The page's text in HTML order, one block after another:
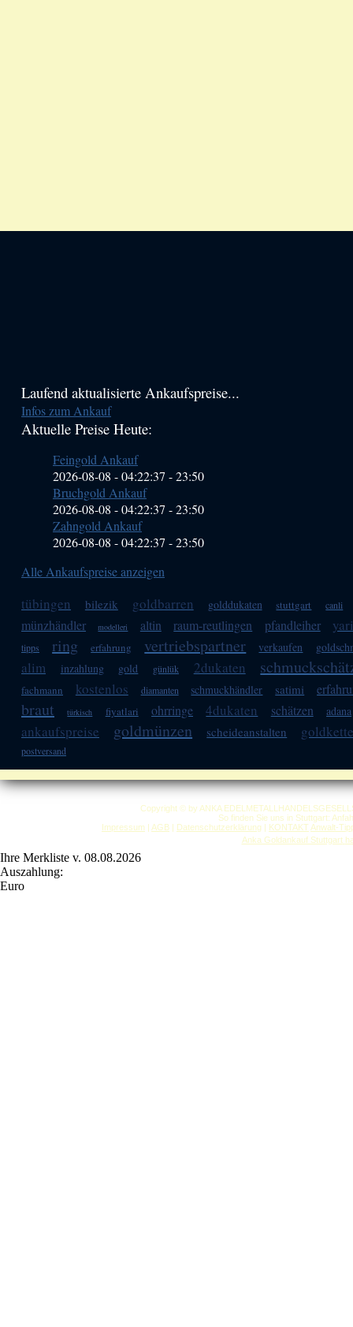
Haupt-
Sidebar
Laufend aktualisierte Ankaufspreise...
Infos zum Ankauf
Aktuelle Preise Heute:
Feingold Ankauf
2026-08-08 - 04:22:37 -23:50
Bruchgold Ankauf
2026-08-08 - 04:22:37 -23:50
Zahngold Ankauf
2026-08-08 - 04:22:37 -23:50
Alle Ankaufspreise anzeigen
tübingen bilezik goldbarren golddukaten stuttgart canli
münzhändler modelleri altin raum-reutlingen pfandleiher
tipps ring erfahrung vertriebspartner verkaufen
alim inzahlung gold günlük 2dukaten
fachmann kostenlos diamanten schmuckhändler satimi
braut türkisch fiyatlari ohrringe 4dukaten schätzen adana
ankaufspreise goldmünzen scheideanstalten
postversand
Copyright © by ANKA
So finden Sie uns in Stuttgart:
Impressum | AGB | Datenschutzerklärung | KONTAKT Anwalt-
Anka Goldankauf Stuttgart
Ihre Merkliste v. 08.08.2026
Auszahlung:
Euro